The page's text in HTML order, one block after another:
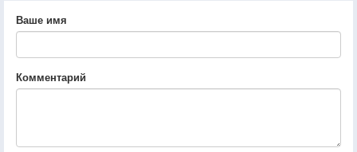
Ваше имя
Комментарий